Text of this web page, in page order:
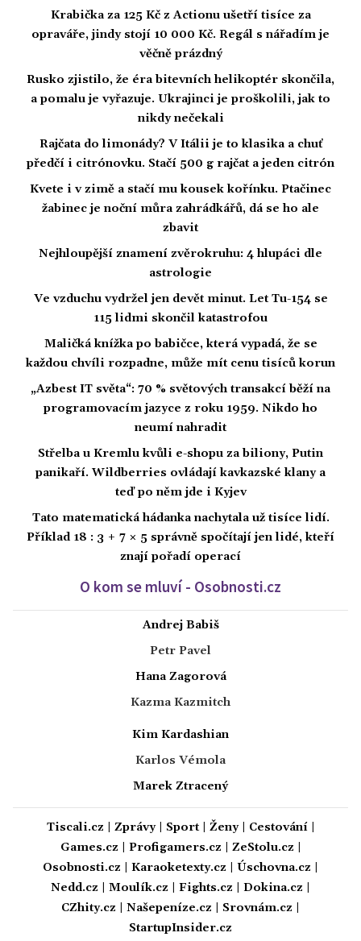
Krabička za 125 Kč z Actionu ušetří tisíce za
opraváře, jindy stojí 10 000 Kč. Regál s nářadím je
věčně prázdný
Rusko zjistilo, že éra bitevních helikoptér skončila,
a pomalu je vyřazuje. Ukrajinci je proškolili, jak to
nikdy nečekali
Rajčata do limonády? V Itálii je to klasika a chuť
předčí i citrónovku. Stačí 500 g rajčat a jeden citrón
Kvete i v zimě a stačí mu kousek kořínku. Ptačinec
žabinec je noční můra zahrádkářů, dá se ho ale
zbavit
Nejhloupější znamení zvěrokruhu: 4 hlupáci dle
astrologie
Ve vzduchu vydržel jen devět minut. Let Tu-154 se
115 lidmi skončil katastrofou
Maličká knížka po babičce, která vypadá, že se
každou chvíli rozpadne, může mít cenu tisíců korun
„Azbest IT světa“: 70 % světových transakcí běží na
programovacím jazyce z roku 1959. Nikdo ho
neumí nahradit
Střelba u Kremlu kvůli e-shopu za biliony, Putin
panikaří. Wildberries ovládají kavkazské klany a
teď po něm jde i Kyjev
Tato matematická hádanka nachytala už tisíce lidí.
Příklad 18 : 3 + 7 × 5 správně spočítají jen lidé, kteří
znají pořadí operací
O kom se mluví - Osobnosti.cz
Andrej Babiš
Petr Pavel
Hana Zagorová
Kazma Kazmitch
Kim Kardashian
Karlos Vémola
Marek Ztracený
Tiscali.cz Zprávy| Sport| Ženy| Cestování|
Games.cz
Profigamers.cz ZeStolu.cz
Osobnosti.cz
Karaoketexty.cz Úschovna.cz
Nedd.cz
Moulík.cz Fights.cz Dokina.cz
CZhity.cz
Našepeníze.cz Srovnám.cz
StartupInsider.cz